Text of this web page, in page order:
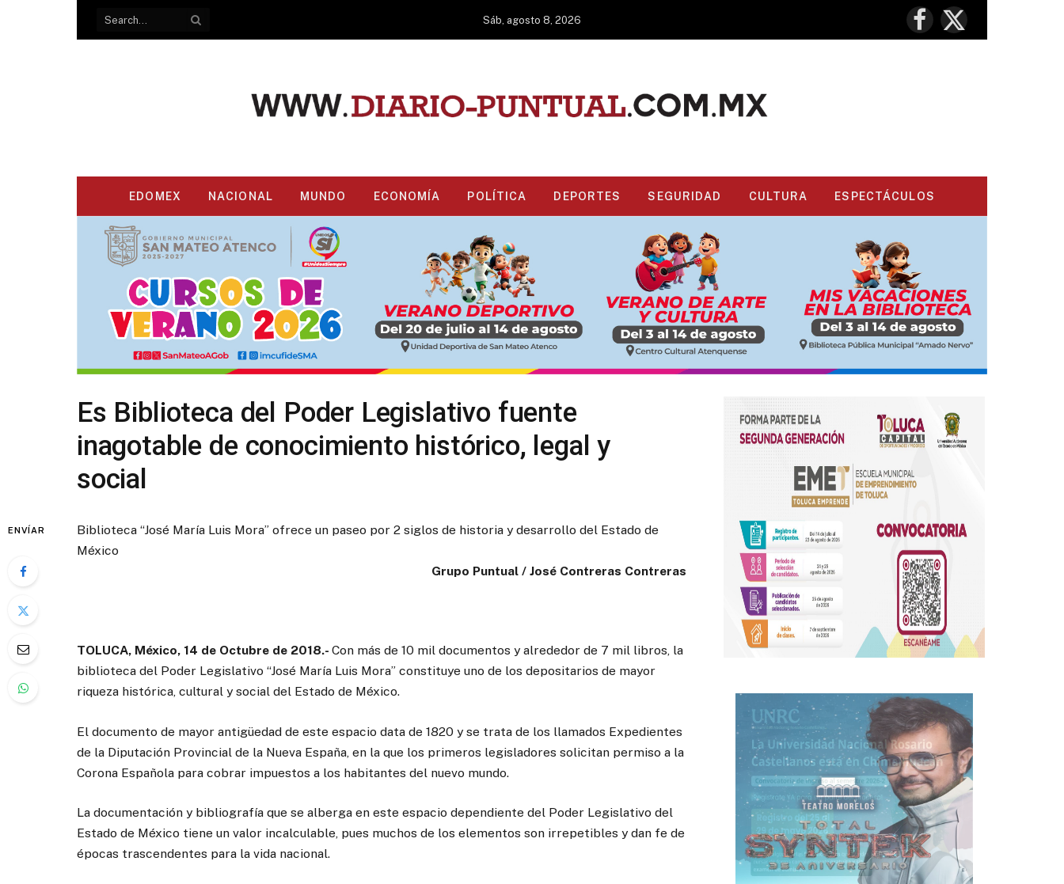
Sáb, agosto 8, 2026
Facebook
X
(Twitter)
EDOMEX NACIONAL MUNDO ECONOMÍA POLÍTICA DEPORTES SEGURIDAD CULTURA ESPECTÁCULOS
Es Biblioteca del Poder Legislativo fuente
inagotable de conocimiento histórico, legal y
social
ENVÍAR
Biblioteca “José María Luis Mora” ofrece un paseo por 2 siglos de historia y desarrollo del Estado de
México
Grupo Puntual / José Contreras Contreras
TOLUCA, México, 14 de Octubre de 2018.- Con más de 10 mil documentos y alrededor de 7 mil libros, la
biblioteca del Poder Legislativo “José María Luis Mora” constituye uno de los depositarios de mayor
riqueza histórica, cultural y social del Estado de México.
El documento de mayor antigüedad de este espacio data de 1820 y se trata de los llamados Expedientes
de la Diputación Provincial de la Nueva España, en la que los primeros legisladores solicitan permiso a la
Corona Española para cobrar impuestos a los habitantes del nuevo mundo.
La documentación y bibliografía que se alberga en este espacio dependiente del Poder Legislativo del
Estado de México tiene un valor incalculable, pues muchos de los elementos son irrepetibles y dan fe de
épocas trascendentes para la vida nacional.